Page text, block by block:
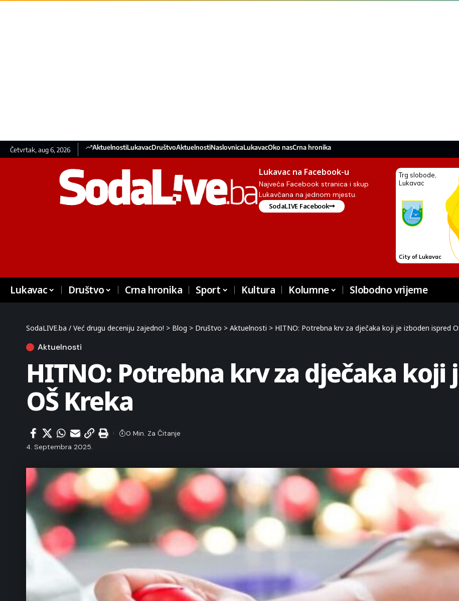
Četvrtak, aug 6, 2026 AktuelnostiLukavacDruštvoAktuelnostiNaslovnicaLukavacOko nasCrna hronika
Lukavac na Facebook-u
Najveća Facebook stranica i skup
Lukavčana na jednom mjestu.
SodaLIVE Facebook
Lukavac Društvo Crna hronika Sport Kultura Kolumne Slobodno vrijeme
SodaLIVE.ba / Već drugu deceniju zajedno! > Blog > Društvo > Aktuelnosti > HITNO: Potrebna krv za dječaka koji je izboden ispred
Aktuelnosti
HITNO: Potrebna krv za dječaka koji
OŠ Kreka
4. Septembra 2025.
0 Min. Za Čitanje